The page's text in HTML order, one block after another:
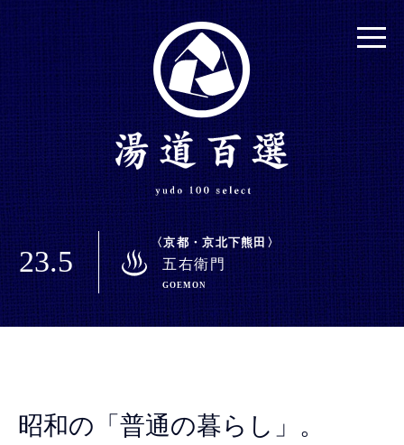
23.5
京都・京北下熊田
五右衛門
GOEMON
昭和の「普通の暮らし」。